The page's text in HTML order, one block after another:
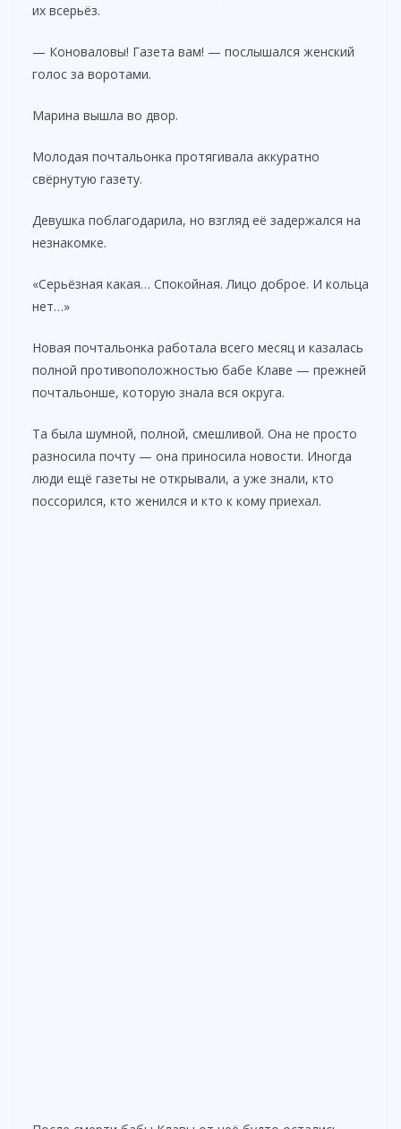
их всерьёз.
— Коноваловы! Газета вам! — послышался женский
голос за воротами.
Марина вышла во двор.
Молодая почтальонка протягивала аккуратно
свёрнутую газету.
Девушка поблагодарила, но взгляд её задержался на
незнакомке.
«Серьёзная какая… Спокойная. Лицо доброе. И кольца
нет…»
Новая почтальонка работала всего месяц и казалась
полной противоположностью бабе Клаве — прежней
почтальонше, которую знала вся округа.
Та была шумной, полной, смешливой. Она не просто
разносила почту — она приносила новости. Иногда
люди ещё газеты не открывали, а уже знали, кто
поссорился, кто женился и кто к кому приехал.